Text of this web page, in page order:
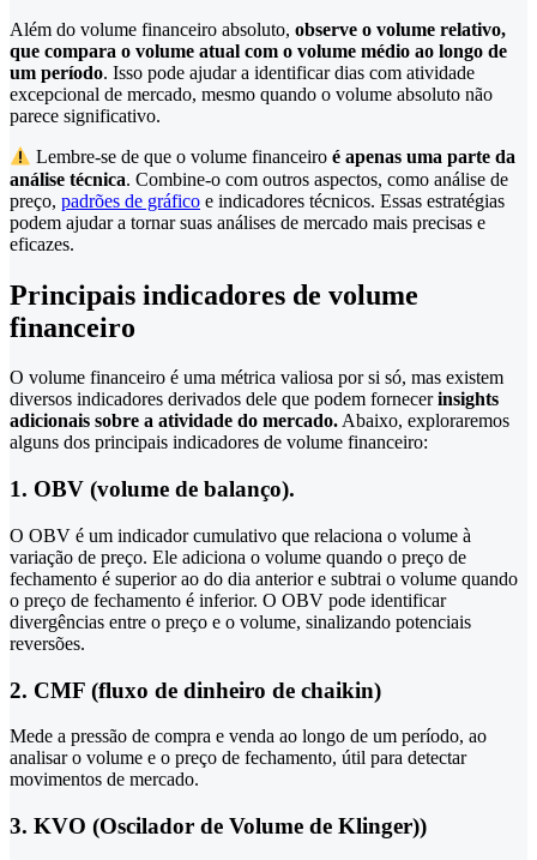
Além do volume financeiro absoluto, observe o volume relativo,
que compara o volume atual com o volume médio ao longo de
um período. Isso pode ajudar a identificar dias com atividade
excepcional de mercado, mesmo quando o volume absoluto não
parece significativo.
Lembre-se de que o volume financeiroé apenas uma parte da
análise técnica. Combine-o com outros aspectos, como análise de
preço, padrões de gráfico e indicadores técnicos. Essas estratégias
podem ajudar a tornar suas análises de mercado mais precisas e
eficazes.
Principais indicadores de volume
financeiro
O volume financeiro é uma métrica valiosa por si só, mas existem
diversos indicadores derivados dele que podem fornecerinsights
adicionais sobre a atividade do mercado.Abaixo, exploraremos
alguns dos principais indicadores de volume financeiro:
1. OBV (volume de balanço).
O OBV é um indicador cumulativo que relaciona o volume à
variação de preço. Ele adiciona o volume quando o preço de
fechamento é superior ao do dia anterior e subtrai o volume quando
o preço de fechamento é inferior. O OBV pode identificar
divergências entre o preço e o volume, sinalizando potenciais
reversões.
2. CMF (fluxo de dinheiro de chaikin)
Mede a pressão de compra e venda ao longo de um período, ao
analisar o volume e o preço de fechamento, útil para detectar
movimentos de mercado.
3. KVO (Oscilador de Volume de Klinger))